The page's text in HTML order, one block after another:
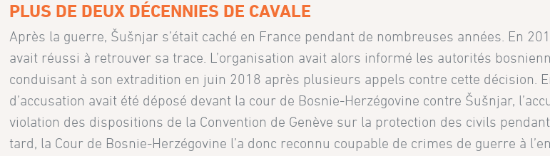
PLUS DE DEUX DÉCENNIES DE CAVALE
Après la guerre, Šušnjar s’était caché en France pendant de nombreuses années. En
avait réussi à retrouver sa trace. L’organisation avait alors informé les autorités
conduisant à son extradition en juin 2018 après plusieurs appels contre cette décision.
d’accusation avait été déposé devant la cour de Bosnie-Herzégovine contre Šušnjar,
violation des dispositions de la Convention de Genève sur la protection des civils
tard, la Cour de Bosnie-Herzégovine l’a donc reconnu coupable de crimes de guerre à